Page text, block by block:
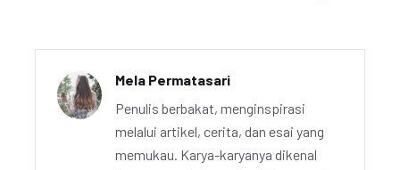
Mela Permatasari
Penulis berbakat, menginspirasi
melalui artikel, cerita, dan esai yang
memukau. Karya-karyanya dikenal